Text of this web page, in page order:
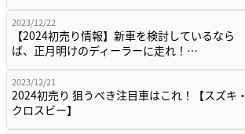
2023/12/22
【2024初売り情報】新車を検討しているなら
ば、正月明けのディーラーに走れ！…
2023/12/21
2024初売り 狙うべき注目車はこれ！【スズキ・
クロスビー】